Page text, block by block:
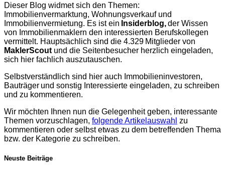
Dieser Blog widmet sich den Themen:
Immobilienvermarktung, Wohnungsverkauf und
Immobilienvermietung. Es ist ein Insiderblog,der Wissen
von Immobilienmaklern den interessierten Berufskollegen
vermittelt. Hauptsächlich sind die 4.329 Mitglieder von
MaklerScout und die Seitenbesucher herzlich eingeladen,
sich hier fachlich auszutauschen.
Selbstverständlich sind hier auch Immobilieninvestoren,
Bauträger und sonstig Interessierte eingeladen, zu schreiben
und zu kommentieren.
Wir möchten Ihnen nun die Gelegenheit geben, interessante
Themen vorzuschlagen, folgende Artikelauswahl zu
kommentieren oder selbst etwas zu dem betreffenden Thema
bzw. der Kategorie zu schreiben.
Neuste Beiträge